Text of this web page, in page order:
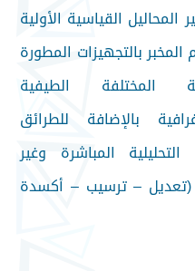
القياسية الأولية
بالتجهيزات المطورة
المختلفة الطيفية
بالإضافة للطرائق
التحليلية المباشرة وغير
(تعديل – ترسيب – أكسدة